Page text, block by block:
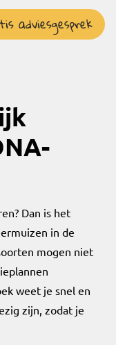
adviesgesprek
Dan is het
in de
mogen niet
weet je snel en
zijn, zodat je